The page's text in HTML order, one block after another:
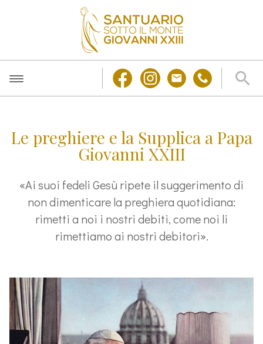
Le preghiere e la Supplica a Papa
Giovanni XXIII
«Ai suoi fedeli Gesù ripete il suggerimento di
non dimenticare la preghiera quotidiana:
rimetti a noi i nostri debiti, come noi li
rimettiamo ai nostri debitori».